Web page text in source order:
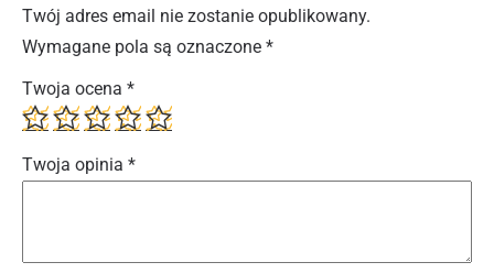
Twój adres email nie zostanie opublikowany.
Wymagane pola są oznaczone *
Twoja ocena *
Twoja opinia *